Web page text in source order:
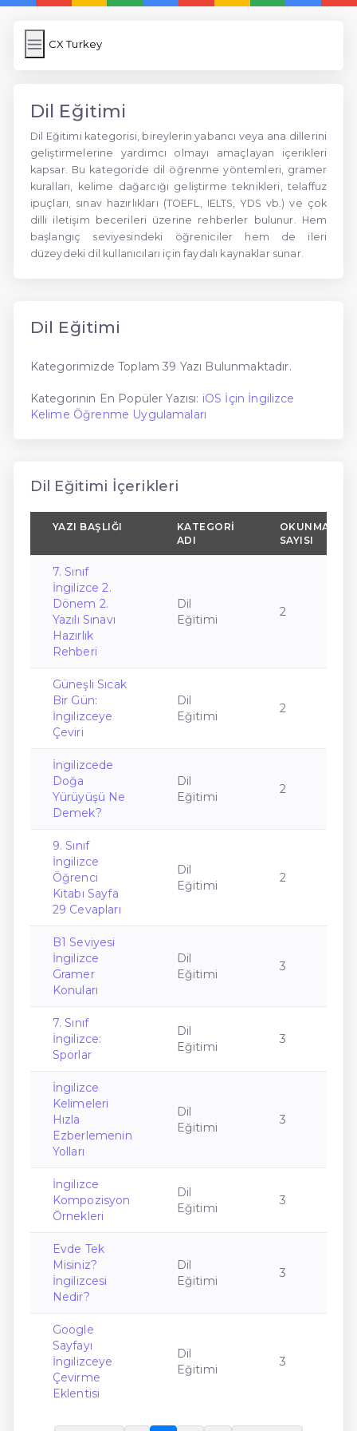
CX Turkey
Dil Eğitimi
Dil Eğitimi kategorisi, bireylerin yabancı veya ana dillerini
geliştirmelerine yardımcı olmayı amaçlayan içerikleri
kapsar. Bu kategoride dil öğrenme yöntemleri, gramer
kuralları, kelime dağarcığı geliştirme teknikleri, telaffuz
ipuçları, sınav hazırlıkları (TOEFL, IELTS, YDS vb.) ve çok
dilli iletişim becerileri üzerine rehberler bulunur. Hem
başlangıç seviyesindeki öğreniciler hem de ileri
düzeydeki dil kullanıcıları için faydalı kaynaklar sunar.
Dil Eğitimi
Kategorimizde Toplam 39 Yazı Bulunmaktadır.
Kategorinin En Popüler Yazısı: iOS İçin İngilizce
Kelime Öğrenme Uygulamaları
Dil Eğitimi İçerikleri
YAZI BAŞLIĞI
KATEGORI
ADI
OKUNMA
SAYISI
7. Sınıf
İngilizce 2.
Dönem 2.
Yazılı Sınavı
Hazırlık
Rehberi
Dil
Eğitimi
2
Güneşli Sıcak
Bir Gün:
İngilizceye
Çeviri
Dil
Eğitimi
2
İngilizcede
Doğa
Yürüyüşü Ne
Demek?
Dil
Eğitimi
2
9. Sınıf
İngilizce
Öğrenci
Kitabı Sayfa
29 Cevapları
Dil
Eğitimi
2
B1 Seviyesi
İngilizce
Gramer
Konuları
Dil
Eğitimi
3
7. Sınıf
İngilizce:
Sporlar
Dil
Eğitimi
3
İngilizce
Kelimeleri
Hızla
Ezberlemenin
Yolları
Dil
Eğitimi
3
İngilizce
Kompozisyon
Örnekleri
Dil
Eğitimi
3
Evde Tek
Misiniz?
İngilizcesi
Nedir?
Dil
Eğitimi
3
Google
Sayfayı
İngilizceye
Çevirme
Eklentisi
Dil
Eğitimi
3